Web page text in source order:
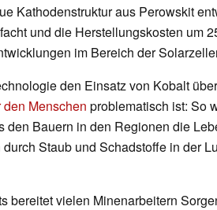
Kathodenstruktur aus Perowskit
und die Herstellungskosten um
im Bereich der
den Einsatz von Kobalt
Menschen problematisch ist: So
den Bauern in den Regionen die
Staub und Schadstoffe in der
bereitet vielen Minenarbeitern